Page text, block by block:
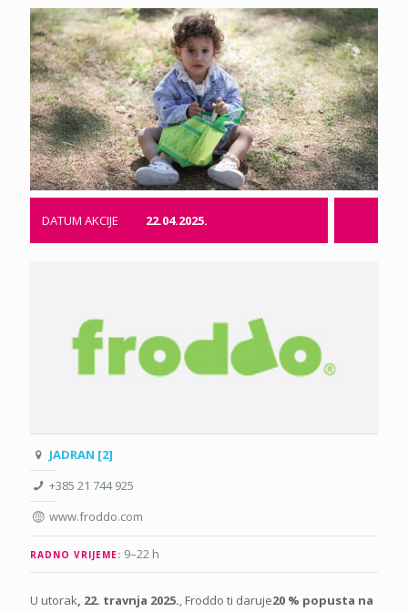
DATUM AKCIJE 22.04.2025.
JADRAN [2]
+385 21 744 925
www.froddo.com
RADNO VRIJEME: 9–22 h
U utorak, 22. travnja 2025., Froddo ti daruje20 % popusta na